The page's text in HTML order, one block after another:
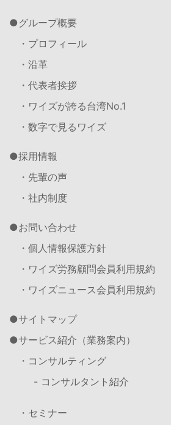
グループ概要
・プロフィール
・沿革
・代表者挨拶
・ワイズが誇る台湾No.1
・数字で見るワイズ
採用情報
・先輩の声
・社内制度
お問い合わせ
・個人情報保護方針
・ワイズ労務顧問会員利用規約
・ワイズニュース会員利用規約
サイトマップ
サービス紹介（業務案内）
・コンサルティング
- コンサルタント紹介
・セミナー